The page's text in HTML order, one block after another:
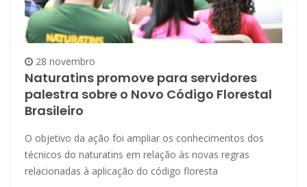
28 novembro
Naturatins promove para servidores
palestra sobre o Novo Código Florestal
Brasileiro
O objetivo da ação foi ampliar os conhecimentos dos
técnicos do naturatins em relação às novas regras
relacionadas à aplicação do código floresta